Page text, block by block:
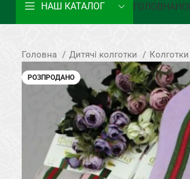
НАШ КАТАЛОГ ГОЛОВНА
Головна Дитячі колготки
РОЗПРОДАНО